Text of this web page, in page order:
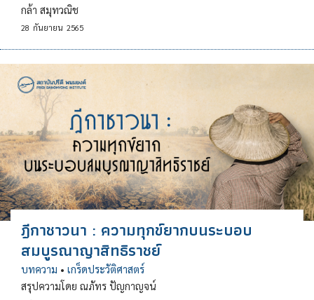
กล้า สมุทวณิช
28 กันยายน 2565
ฎีกาชาวนา : ความทุกข์ยากบนระบอบ
สมบูรณาญาสิทธิราชย์
บทความ • เกร็ดประวัติศาสตร์
สรุปความโดย ณภัทร ปัญกาญจน์